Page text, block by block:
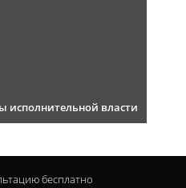
исполнительной власти
бесплатно